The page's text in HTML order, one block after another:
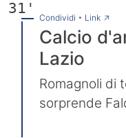
31'
Condividi • Link→
Calcio
Lazio
Romagnoli di
sorprende